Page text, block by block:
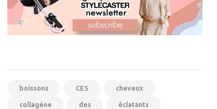
boissons CES cheveux
collagène des éclatants